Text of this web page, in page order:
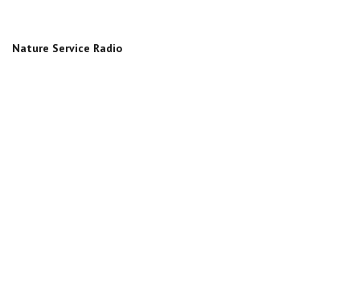
Nature Service Radio